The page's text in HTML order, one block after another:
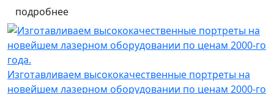
подробнее
Изготавливаем высококачественные портреты на
новейшем лазерном оборудовании по ценам 2000-го